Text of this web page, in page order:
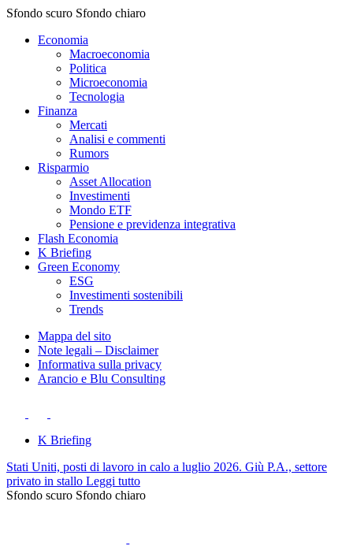
Sfondo scuro Sfondo chiaro
Economia
Macroeconomia
Politica
Microeconomia
Tecnologia
Finanza
Mercati
Analisi e commenti
Rumors
Risparmio
Asset Allocation
Investimenti
Mondo ETF
Pensione e previdenza integrativa
Flash Economia
K Briefing
Green Economy
ESG
Investimenti sostenibili
Trends
Mappa del sito
Note legali – Disclaimer
Informativa sulla privacy
Arancio e Blu Consulting
K Briefing
Stati Uniti, posti di lavoro in calo a luglio 2026. Giù P.A., settore
privato in stallo Leggi tutto
Sfondo scuro Sfondo chiaro